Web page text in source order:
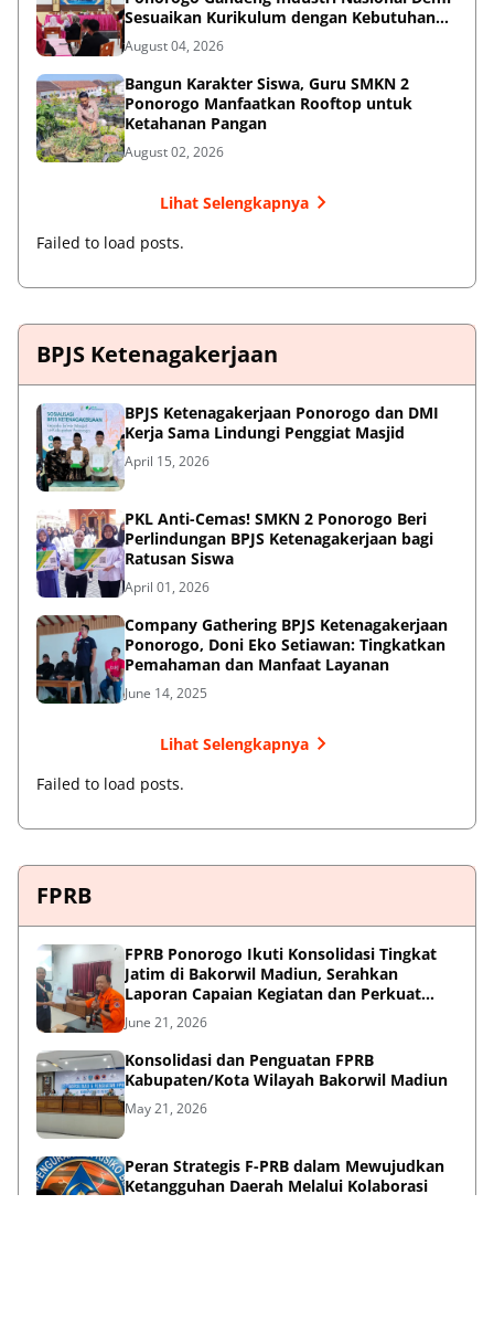
Sesuaikan Kurikulum dengan Kebutuhan
Dunia Kerja
August 04, 2026
Bangun Karakter Siswa, Guru SMKN 2
Ponorogo Manfaatkan Rooftop untuk
Ketahanan Pangan
August 02, 2026
Lihat Selengkapnya
Failed to load posts.
BPJS Ketenagakerjaan
BPJS Ketenagakerjaan Ponorogo dan DMI
Kerja Sama Lindungi Penggiat Masjid
April 15, 2026
PKL Anti-Cemas! SMKN 2 Ponorogo Beri
Perlindungan BPJS Ketenagakerjaan bagi
Ratusan Siswa
April 01, 2026
Company Gathering BPJS Ketenagakerjaan
Ponorogo, Doni Eko Setiawan: Tingkatkan
Pemahaman dan Manfaat Layanan
June 14, 2025
Lihat Selengkapnya
Failed to load posts.
FPRB
FPRB Ponorogo Ikuti Konsolidasi Tingkat
Jatim di Bakorwil Madiun, Serahkan
Laporan Capaian Kegiatan dan Perkuat
Sinergi Pentahelix
June 21, 2026
Konsolidasi dan Penguatan FPRB
Kabupaten/Kota Wilayah Bakorwil Madiun
May 21, 2026
Peran Strategis F-PRB dalam Mewujudkan
Ketangguhan Daerah Melalui Kolaborasi